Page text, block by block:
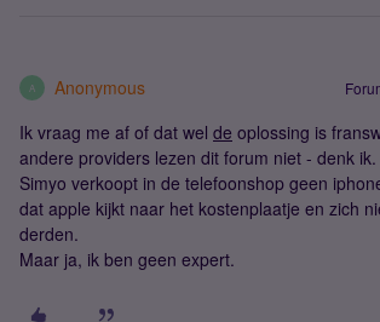
A Anonymous
Ik vraag me af of dat wel de oplossing is
andere providers lezen dit forum niet - denk ik.
Simyo verkoopt in de telefoonshop geen
dat apple kijkt naar het kostenplaatje en zich
derden.
Maar ja, ik ben geen expert.